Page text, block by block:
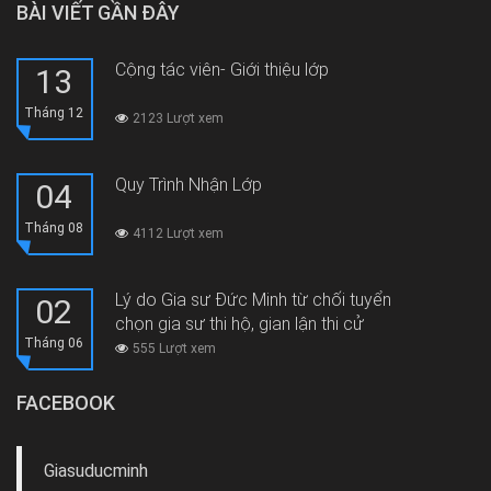
BÀI VIẾT GẦN ĐÂY
13
Tháng 12
Cộng tác viên- Giới thiệu lớp
2123 Lượt xem
04
Tháng 08
Quy Trình Nhận Lớp
4112 Lượt xem
02
Tháng 06
Lý do Gia sư Đức Minh từ chối tuyển
chọn gia sư thi hộ, gian lận thi cử
555 Lượt xem
FACEBOOK
Giasuducminh